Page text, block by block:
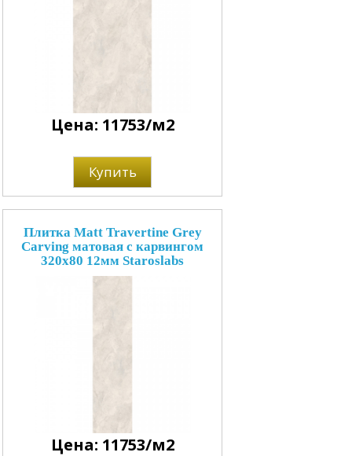
Цена: 11753/м2
Купить
Плитка Matt Travertine Grey
Carving матовая с карвингом
320x80 12мм Staroslabs
Цена: 11753/м2